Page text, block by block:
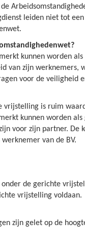
leiden niet tot
kunnen worden
van zijn werknemers,
voor de veiligheid
vrijstelling is ruim
kunnen worden
voor zijn partner. De
van de BV.
de gerichte
vrijstelling voldaan.
zijn gelet op de